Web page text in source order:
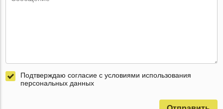
Подтверждаю согласие с условиями использования
персональных данных